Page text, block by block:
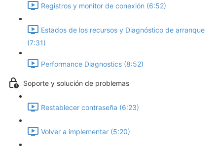
Registros y monitor de conexión (6:52)
Estados de los recursos y Diagnóstico de arranque
(7:31)
Performance Diagnostics (8:52)
Soporte y solución de problemas
Restablecer contraseña (6:23)
Volver a implementar (5:20)